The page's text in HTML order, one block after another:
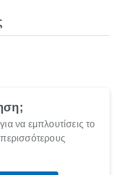
να εμπλουτίσεις το